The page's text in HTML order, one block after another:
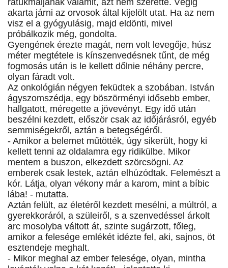
rátukmáljanak valamit, azt nem szerette. Végig
akarta járni az orvosok által kijelölt utat. Ha az nem
visz el a gyógyulásig, majd eldönti, mivel
próbálkozik még, gondolta.
Gyengének érezte magát, nem volt levegője, húsz
méter megtétele is kínszenvedésnek tűnt, de még
fogmosás után is le kellett dőlnie néhány percre,
olyan fáradt volt.
Az onkológián négyen feküdtek a szobában. István
ágyszomszédja, egy böszörményi idősebb ember,
hallgatott, méregette a jövevényt. Egy idő után
beszélni kezdett, először csak az időjárásról, egyéb
semmiségekről, aztán a betegségéről.
- Amikor a belemet műtötték, úgy sikerült, hogy ki
kellett tenni az oldalamra egy ridikülbe. Mikor
mentem a buszon, elkezdett szörcsögni. Az
emberek csak lestek, aztán elhúzódtak. Felemészt a
kór. Látja, olyan vékony már a karom, mint a bíbic
lába! - mutatta.
Aztán felült, az életéről kezdett mesélni, a múltról, a
gyerekkoráról, a szüleiről, s a szenvedéssel árkolt
arc mosolyba váltott át, szinte sugárzott, főleg,
amikor a felesége emlékét idézte fel, aki, sajnos, öt
esztendeje meghalt.
- Mikor meghal az ember felesége, olyan, mintha